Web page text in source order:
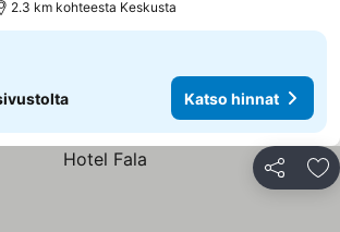
2.3 km kohteesta Keskusta
Katso hinnat
Jaa